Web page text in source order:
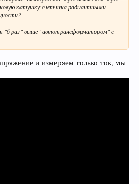
катушку счетчика радиантными
"6 раз" выше "автотрансформатором" с
и измеряем только ток, мы